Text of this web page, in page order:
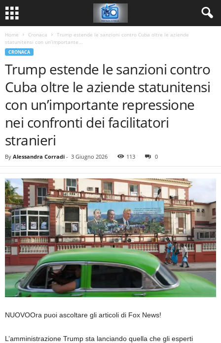
Home Cronaca
Trump estende le sanzioni contro Cuba oltre le aziende
statunitensi con un’importante...
CRONACA
Trump estende le sanzioni contro
Cuba oltre le aziende statunitensi
con un’importante repressione
nei confronti dei facilitatori
stranieri
By Alessandra Corradi - 3 Giugno 2026 113 0
NUOVOOra puoi ascoltare gli articoli di Fox News!
L’amministrazione Trump sta lanciando quella che gli esperti